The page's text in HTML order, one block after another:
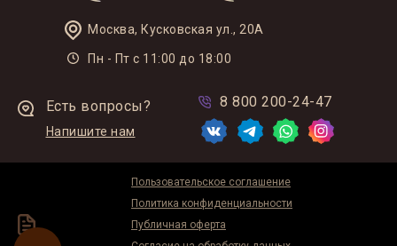
Москва, Кусковская ул., 20А
Пн - Пт с 11:00 до 18:00
Есть вопросы?
Напишите нам
8 800 200-24-47
Пользовательское соглашение
Политика конфиденциальности
Публичная оферта